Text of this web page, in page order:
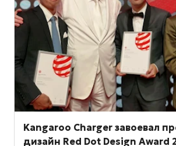
Kangaroo Charger завоевал
дизайн Red Dot Design Award